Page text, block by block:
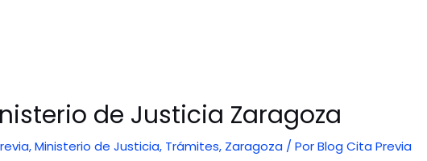
de Justicia Zaragoza
,Ministerio de Justicia, Trámites, Zaragoza / PorBlog Cita Previa